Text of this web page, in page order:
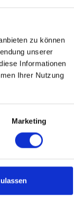
zu können
unserer
Informationen
Ihrer Nutzung
Marketing